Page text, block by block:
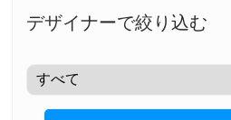
デザイナーで絞り込む